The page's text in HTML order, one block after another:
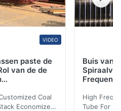
VIDEO
paste de
van de de
Coal
Economizer
Buis van
High
Tube For